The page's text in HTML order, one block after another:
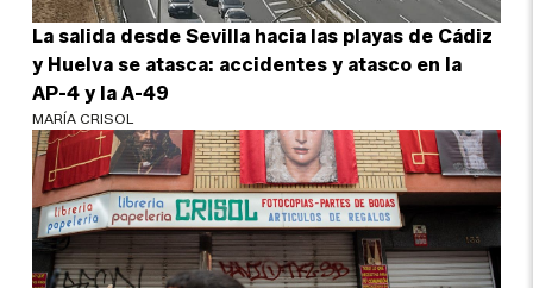
La salida desde Sevilla hacia las playas de Cádiz
y Huelva se atasca: accidentes y atasco en la
AP-4 y la A-49
MARÍA CRISOL